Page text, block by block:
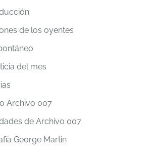
de los oyentes
del mes
Archivo 007
de Archivo 007
George Martin